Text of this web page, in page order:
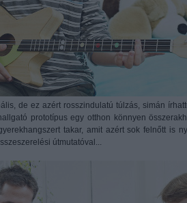
de ez azért rosszindulatú túlzás, simán
prototípus egy otthon könnyen
takar, amit azért sok felnőtt is
útmutatóval...